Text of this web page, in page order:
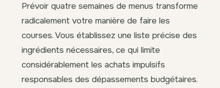
Prévoir quatre semaines de menus transforme
radicalement votre manière de faire les
courses. Vous établissez une liste précise des
ingrédients nécessaires, ce qui limite
considérablement les achats impulsifs
responsables des dépassements budgétaires.